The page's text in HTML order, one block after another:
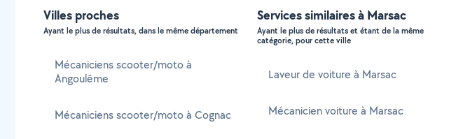
Villes proches
Ayant le plus de résultats, dans le même département
Mécaniciens scooter/moto à
Angoulême
Mécaniciens scooter/moto à Cognac
Services similaires à Marsac
Ayant le plus de résultats et étant de la même
catégorie, pour cette ville
Laveur de voiture à Marsac
Mécanicien voiture à Marsac